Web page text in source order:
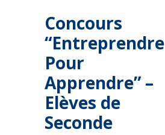
Concours
“Entreprendre
Pour
Apprendre” –
Elèves de
Seconde